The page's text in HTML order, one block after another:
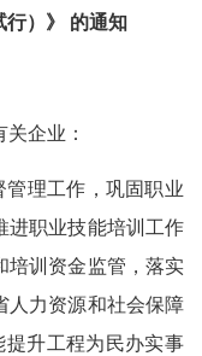
） 》 的通知
关企业：
理工作，巩固职业
进职业技能培训工作
培训资金监管，落实
人力资源和社会保障
提升工程为民办实事